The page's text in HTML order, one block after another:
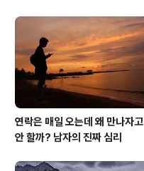
연락은 매일 오는데 왜 만나자고
안 할까? 남자의 진짜 심리